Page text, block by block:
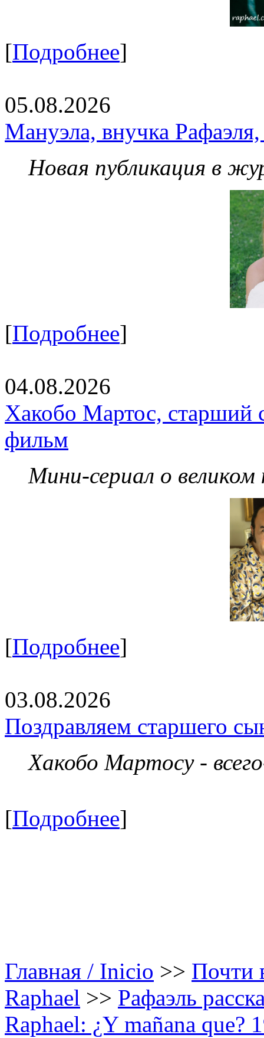
[Подробнее]
05.08.2026
Мануэла, внучка
Новая публикация в
[Подробнее]
04.08.2026
Хакобо Мартос, старший
фильм
Мини-сериал о великом
[Подробнее]
03.08.2026
Поздравляем старшего
Хакобо Мартосу -
[Подробнее]
Главная / Inicio >> Почти
Raphael >> Рафаэль
Raphael: ¿Y mañana que?